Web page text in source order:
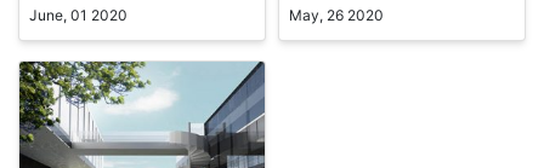
June, 01 2020 May, 26 2020